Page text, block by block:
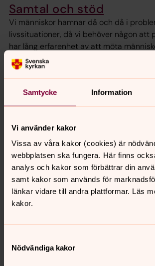
Samtycke Information
Vi använder kakor
Vissa av våra kakor (cookies) är
webbplatsen ska fungera. Här finns
analys och kakor som förbättrar din
samt kakor som används för
länkar vidare till andra plattformar. Läs
kakor.
Nödvändiga kakor
Samtal och stöd
Vi människor hamnar då och då i
livssituationer, då vi behöver någon att
har lång erfarenhet av att möta
livssituationer. Läs mer »
Träffpunkter
Till våra verksamheter och träffpunkter
och församlingslokaler, genom
samtal. Vi ser fram emot att dela dagen
Stöd i sorgen
Du är välkommen med din sorg. I alla
mött sörjande människor och har därför
erfarenhet av just det.
Elever i gymnasiet och högskola/